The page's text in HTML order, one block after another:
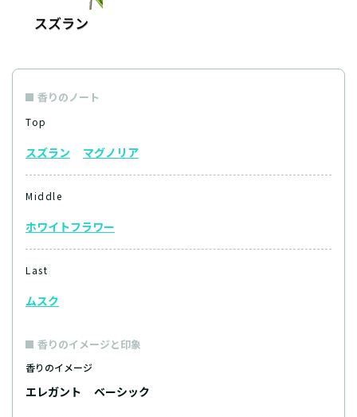
香りのノート
Top
スズラン マグノリア
Middle
ホワイトフラワー
Last
ムスク
香りのイメージと印象
香りのイメージ
エレガント ベーシック